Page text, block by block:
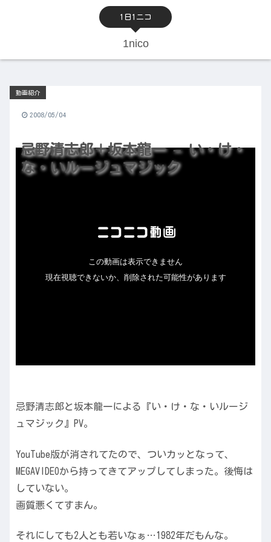
1日1ニコ
1nico
忌野清志郎＋坂本龍一 – い・け・
な・いルージュマジック
動画紹介
2008/05/04
忌野清志郎と坂本龍一による『い・け・な・いルージ
ュマジック』PV。
YouTube版が消されてたので、ついカッとなって、
MEGAVIDEOから持ってきてアップしてしまった。後悔は
していない。
画質悪くてすまん。
それにしても2人とも若いなぁ…1982年だもんな。